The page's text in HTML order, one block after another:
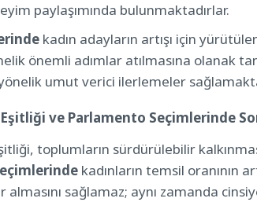
paylaşımında bulunmaktadırlar.
kadın adayların artışı için
önemli adımlar atılmasına olanak
yönelik umut verici ilerlemeler
ve Parlamento Seçimlerinde
toplumların sürdürülebilir
kadınların temsil oranının
almasını sağlamaz; aynı zamanda